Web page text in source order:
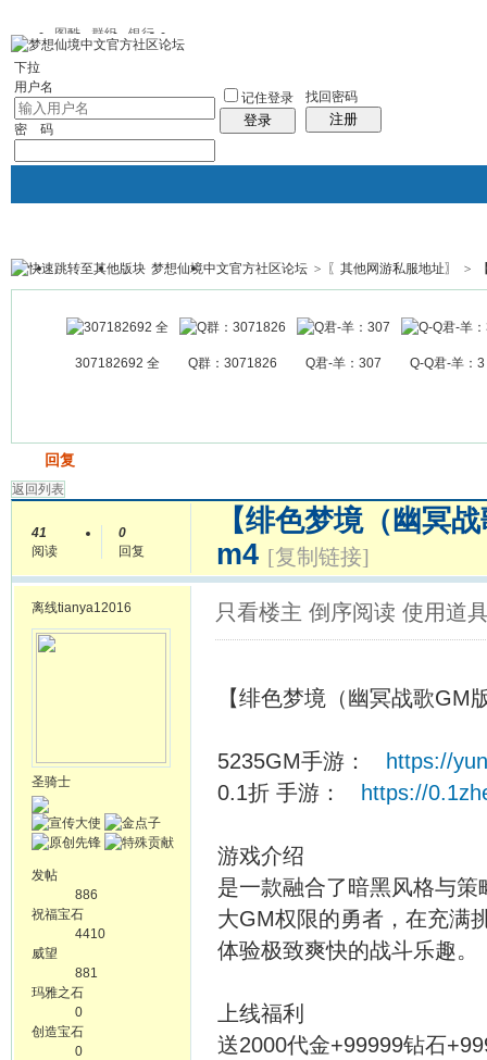
图酷 群组 银行
下拉
用户名
密 码
记住登录
登录
找回密码
注册
银行 群组聚合 我的空间
帖子
梦想仙境中文官方社区论坛 > 〖其他网游私服地址〗 >
307182692 全 Q群：3071826 Q君-羊：307 Q-Q君-羊：3
回复
返回列表
41
阅读
0
回复
【绯色梦境（幽冥
m4 [复制链接]
离线tianya12016
圣骑士
发帖
886
祝福宝石
4410
威望
881
玛雅之石
0
创造宝石
0
只看楼主 倒序阅读 使用道
【绯色梦境（幽冥战歌GM
5235GM手游：
https://
0.1折 手游：
https://
游戏介绍
是一款融合了暗黑风格与
大GM权限的勇者，在充满
体验极致爽快的战斗乐趣。
上线福利
送2000代金+99999钻石